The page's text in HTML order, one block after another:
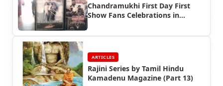
Chandramukhi First Day First
Show Fans Celebrations in
ARTICLES
Rajini Series by Tamil Hindu
Kamadenu Magazine (Part 13)